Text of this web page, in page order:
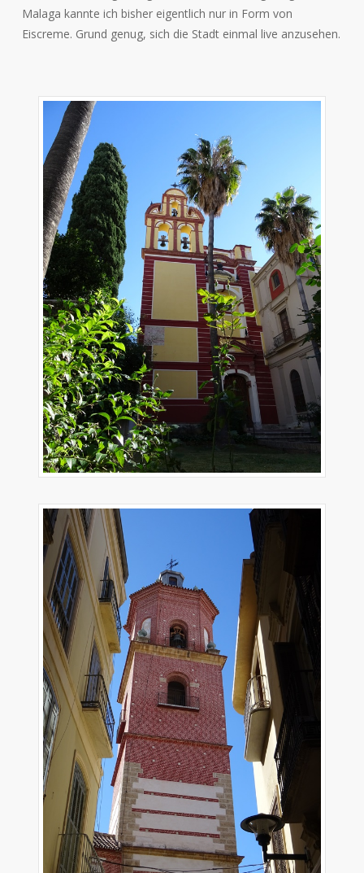
Malaga kannte ich bisher eigentlich nur in Form von
Eiscreme. Grund genug, sich die Stadt einmal live anzusehen.